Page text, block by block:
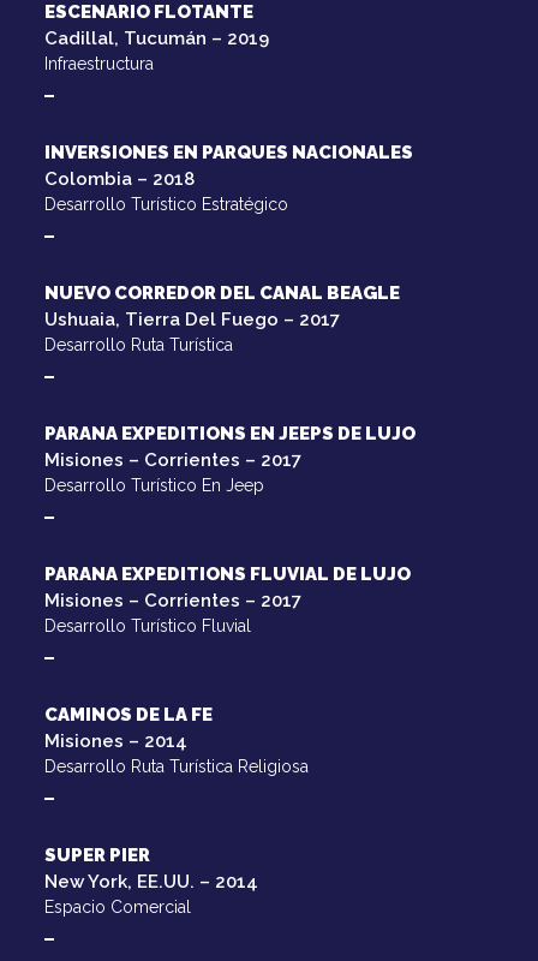
ESCENARIO FLOTANTE
Cadillal, Tucumán – 2019
Infraestructura
INVERSIONES EN PARQUES NACIONALES
Colombia – 2018
Desarrollo Turístico Estratégico
NUEVO CORREDOR DEL CANAL BEAGLE
Ushuaia, Tierra Del Fuego – 2017
Desarrollo Ruta Turística
PARANA EXPEDITIONS EN JEEPS DE LUJO
Misiones – Corrientes – 2017
Desarrollo Turístico En Jeep
PARANA EXPEDITIONS FLUVIAL DE LUJO
Misiones – Corrientes – 2017
Desarrollo Turístico Fluvial
CAMINOS DE LA FE
Misiones – 2014
Desarrollo Ruta Turística Religiosa
SUPER PIER
New York, EE.UU. – 2014
Espacio Comercial